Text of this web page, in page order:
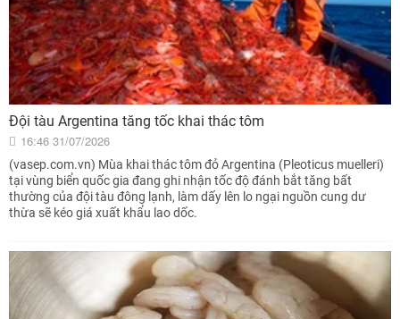
Đội tàu Argentina tăng tốc khai thác tôm
16:46 31/07/2026
(vasep.com.vn) Mùa khai thác tôm đỏ Argentina (Pleoticus muelleri)
tại vùng biển quốc gia đang ghi nhận tốc độ đánh bắt tăng bất
thường của đội tàu đông lạnh, làm dấy lên lo ngại nguồn cung dư
thừa sẽ kéo giá xuất khẩu lao dốc.